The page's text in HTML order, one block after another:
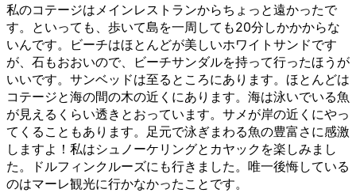
私のコテージはメインレストランからちょっと遠かったで
す。といっても、歩いて島を一周しても20分しかかからな
いんです。ビーチはほとんどが美しいホワイトサンドです
が、石もおおいので、ビーチサンダルを持って行ったほうが
いいです。サンベッドは至るところにあります。ほとんどは
コテージと海の間の木の近くにあります。海は泳いでいる魚
が見えるくらい透きとおっています。サメが岸の近くにやっ
てくることもあります。足元で泳ぎまわる魚の豊富さに感激
しますよ！私はシュノーケリングとカヤックを楽しみまし
た。ドルフィンクルーズにも行きました。唯一後悔している
のはマーレ観光に行かなかったことです。